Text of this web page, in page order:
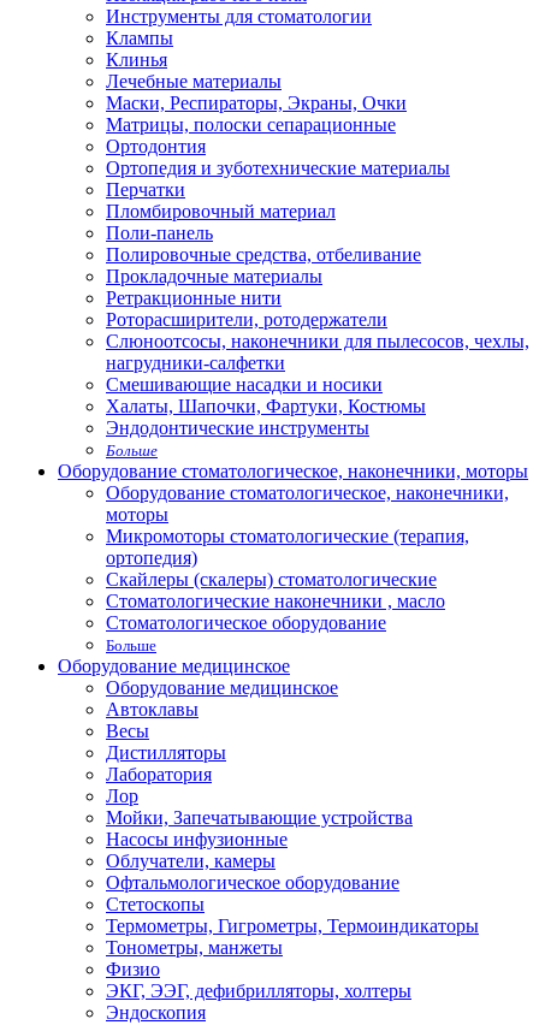
Инструменты для стоматологии
Клампы
Клинья
Лечебные материалы
Маски, Респираторы, Экраны, Очки
Матрицы, полоски сепарационные
Ортодонтия
Ортопедия и зуботехнические материалы
Перчатки
Пломбировочный материал
Поли-панель
Полировочные средства, отбеливание
Прокладочные материалы
Ретракционные нити
Роторасширители, ротодержатели
Слюноотсосы, наконечники для пылесосов, чехлы,
нагрудники-салфетки
Смешивающие насадки и носики
Халаты, Шапочки, Фартуки, Костюмы
Эндодонтические инструменты
Больше
Оборудование стоматологическое, наконечники, моторы
Оборудование стоматологическое, наконечники,
моторы
Микромоторы стоматологические (терапия,
ортопедия)
Скайлеры (скалеры) стоматологические
Стоматологические наконечники , масло
Стоматологическое оборудование
Больше
Оборудование медицинское
Оборудование медицинское
Автоклавы
Весы
Дистилляторы
Лаборатория
Лор
Мойки, Запечатывающие устройства
Насосы инфузионные
Облучатели, камеры
Офтальмологическое оборудование
Стетоскопы
Термометры, Гигрометры, Термоиндикаторы
Тонометры, манжеты
Физио
ЭКГ, ЭЭГ, дефибрилляторы, холтеры
Эндоскопия